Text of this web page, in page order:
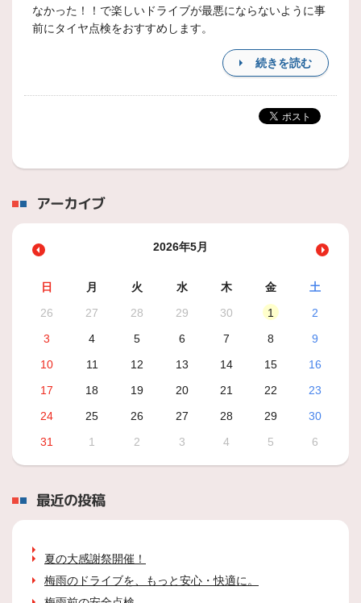
なかった！！で楽しいドライブが最悪にならないように事
前にタイヤ点検をおすすめします。
続きを読む
アーカイブ
2026年5月
日 月 火 水 木 金
土
26
27 28 29 30 1
2
3
4 5 6 7 8
9
10
11 12 13 14 15
16
17
18 19 20 21 22
23
24
25 26 27 28 29
30
31
1 2 3 4 5 6
最近の投稿
夏の大感謝祭開催！
梅雨のドライブを、もっと安心・快適に。